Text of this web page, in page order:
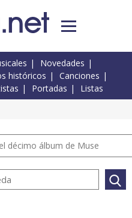
Novedades
históricos
Canciones
Portadas Listas
décimo álbum de Muse